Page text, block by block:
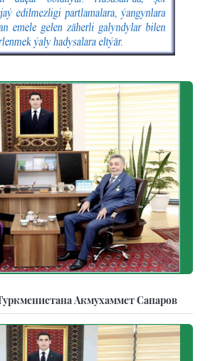
Акмухаммет Сапаров